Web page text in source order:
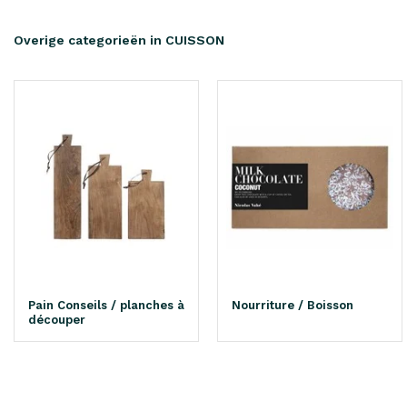
Overige categorieën in CUISSON
Pain Conseils / planches à
découper
Nourriture / Boisson